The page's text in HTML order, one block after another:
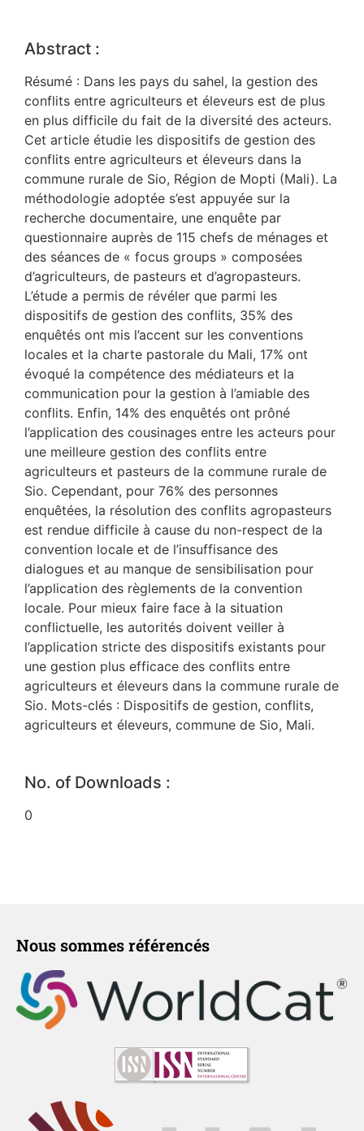
Abstract :
Résumé : Dans les pays du sahel, la gestion des
conflits entre agriculteurs et éleveurs est de plus
en plus difficile du fait de la diversité des acteurs.
Cet article étudie les dispositifs de gestion des
conflits entre agriculteurs et éleveurs dans la
commune rurale de Sio, Région de Mopti (Mali). La
méthodologie adoptée s’est appuyée sur la
recherche documentaire, une enquête par
questionnaire auprès de 115 chefs de ménages et
des séances de « focus groups » composées
d’agriculteurs, de pasteurs et d’agropasteurs.
L’étude a permis de révéler que parmi les
dispositifs de gestion des conflits, 35% des
enquêtés ont mis l’accent sur les conventions
locales et la charte pastorale du Mali, 17% ont
évoqué la compétence des médiateurs et la
communication pour la gestion à l’amiable des
conflits. Enfin, 14% des enquêtés ont prôné
l’application des cousinages entre les acteurs pour
une meilleure gestion des conflits entre
agriculteurs et pasteurs de la commune rurale de
Sio. Cependant, pour 76% des personnes
enquêtées, la résolution des conflits agropasteurs
est rendue difficile à cause du non-respect de la
convention locale et de l’insuffisance des
dialogues et au manque de sensibilisation pour
l’application des règlements de la convention
locale. Pour mieux faire face à la situation
conflictuelle, les autorités doivent veiller à
l’application stricte des dispositifs existants pour
une gestion plus efficace des conflits entre
agriculteurs et éleveurs dans la commune rurale de
Sio. Mots-clés : Dispositifs de gestion, conflits,
agriculteurs et éleveurs, commune de Sio, Mali.
No. of Downloads :
0
Nous sommes référencés